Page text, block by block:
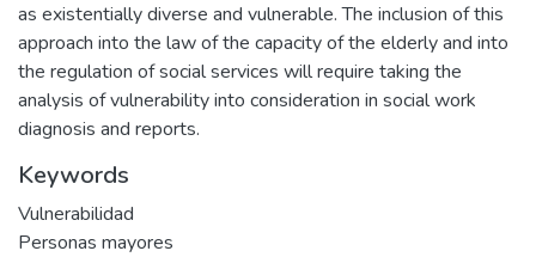
as existentially diverse and vulnerable. The inclusion of this
approach into the law of the capacity of the elderly and into
the regulation of social services will require taking the
analysis of vulnerability into consideration in social work
diagnosis and reports.
Keywords
Vulnerabilidad
Personas mayores